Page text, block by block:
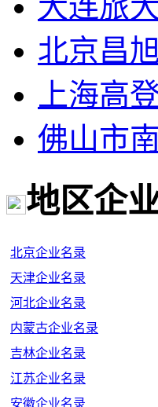
北京昌
上海高
佛山市
地区企
北京企业名录
天津企业名录
河北企业名录
内蒙古企业名录
吉林企业名录
江苏企业名录
安徽企业名录